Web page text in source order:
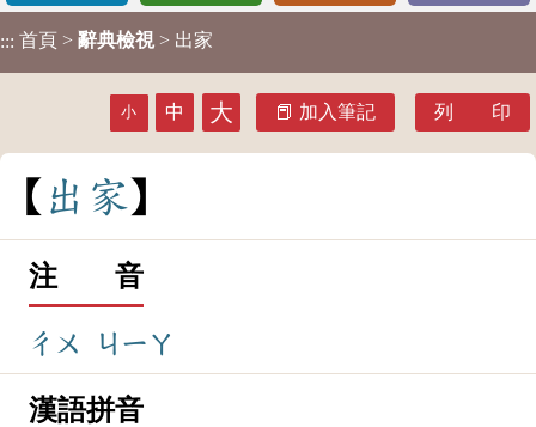
::: 首頁 > 辭典檢視 > 出家
小 中 大 加入筆記 列 印
出 家
注 音
ㄔㄨ ㄐㄧㄚ
漢語拼音